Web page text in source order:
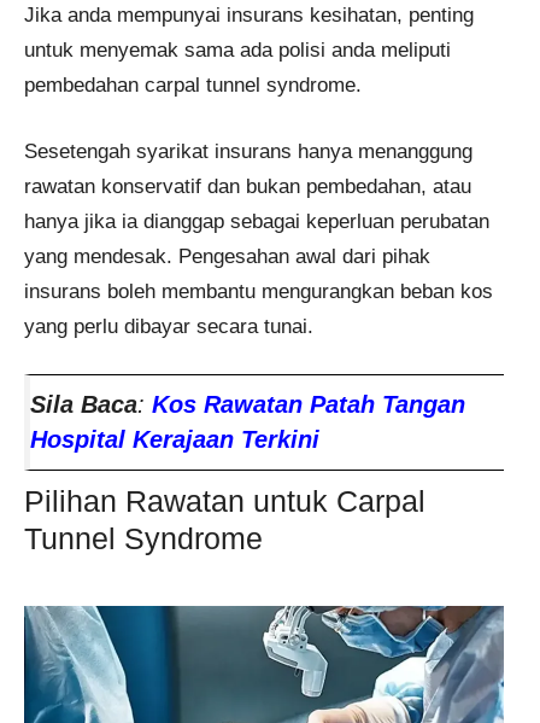
Jika anda mempunyai insurans kesihatan, penting
untuk menyemak sama ada polisi anda meliputi
pembedahan carpal tunnel syndrome.
Sesetengah syarikat insurans hanya menanggung
rawatan konservatif dan bukan pembedahan, atau
hanya jika ia dianggap sebagai keperluan perubatan
yang mendesak. Pengesahan awal dari pihak
insurans boleh membantu mengurangkan beban kos
yang perlu dibayar secara tunai.
Sila Baca: Kos Rawatan Patah Tangan
Hospital Kerajaan Terkini
Pilihan Rawatan untuk Carpal
Tunnel Syndrome